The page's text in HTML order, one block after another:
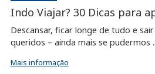
Indo Viajar? 30 Dicas para
Descansar, ficar longe de tudo e
queridos – ainda mais se pudermos
Mais informação